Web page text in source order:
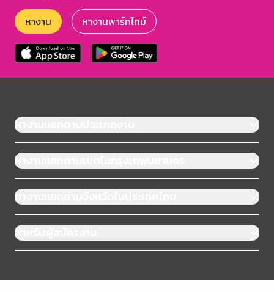
หางาน หางานพาร์ทไทม์
หางานแยกตามประเภทงาน
หางานแยกตามเขตในกรุงเทพมหานคร
หางานแยกตามจังหวัดในประเทศไทย
สำหรับผู้สมัครงาน